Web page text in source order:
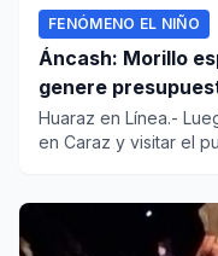
FENÓMENO EL NIÑO
Áncash: Morillo
genere
en la región
Huaraz en Línea.-
en Caraz y visitar el